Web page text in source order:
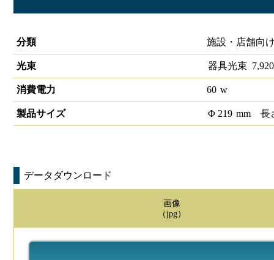
分類
施設・店舗向
光束 器具光束 7,920
消費電力 60 w
製品サイズ Φ 219 mm 長
データダウンロード
画像
（jpg）